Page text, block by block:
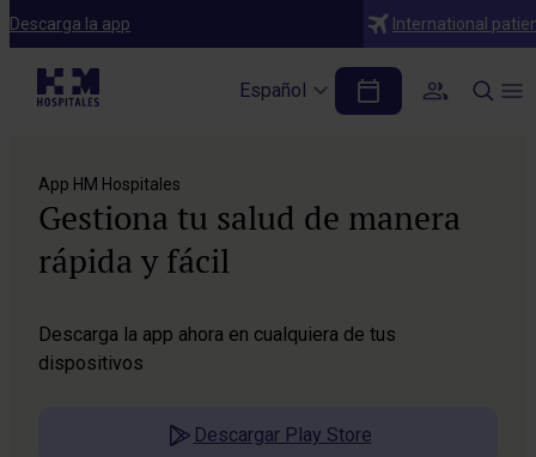
Descarga la app International
Español
App HM Hospitales
Gestiona tu salud de manera
rápida y fácil
Descarga la app ahora en cualquiera de tus
dispositivos
Descargar Play Store